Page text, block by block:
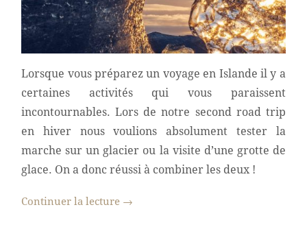
Lorsque vous préparez un voyage en Islande il y a
certaines activités qui vous paraissent
incontournables. Lors de notre second road trip
en hiver nous voulions absolument tester la
marche sur un glacier ou la visite d’une grotte de
glace. On a donc réussi à combiner les deux !
Continuer la lecture →